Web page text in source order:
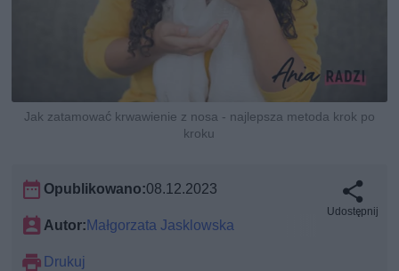
Jak zatamować krwawienie z nosa - najlepsza metoda krok po
kroku
Opublikowano:08.12.2023
Autor:Małgorzata Jasklowska
Drukuj
Udostępnij